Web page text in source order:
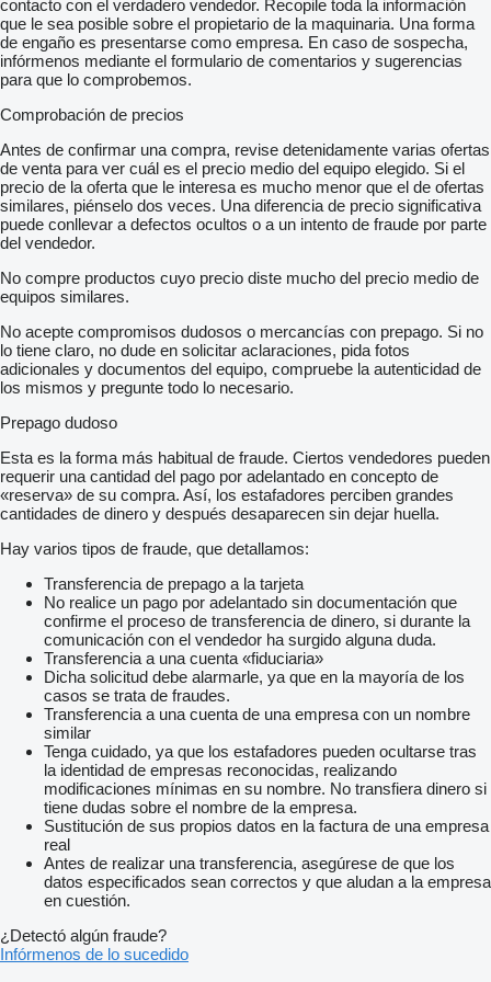
-Installation of TERMOPAN glass set.
-Installed aluminum profile with LED light strip above the
windows
-Laminate floor installation made of 14 mm tego for seat
assembly and floor covering with wear-resistant anti-slip
material in tone with the interior upholstery
-Installation of 4 mm thick metal rails for attaching chairs
-Raised bridge on both sides for all chairs with aluminum profile
with LEDs
-Made the resistance structure inside the habitat
-Interior upholstery with eco-leather and automotive fabric
-Installed lighting system independent of the car's installation in
the passenger compartment with 2 ceiling lamps with LED lights
compartment
-Installed glass safety exit hatch, also intended for interior
-Installed stainless steel climbing support bars
-USB for each passenger for charging devices
-Installed 2kw EBERSPACHER brand parking heater
-Installed WEBASTO air conditioning 14kw
speakers for each row of seats and lightweight luggage rack.
-Passenger compartment lighting with longitudinal LED profiles
on the air conditioning ducts
-Free distribution grilles for air conditioning in the upper part of
the ducts to make it possible to air-condition the minibus even
when passengers close the individual grilles
-The air conditioning and heating system hoses are insulated
and secured with plastic and metal clamps
-USB for each passenger for charging devices
-Radio/USB/AUX/Bluetooth
-step cut out when climbing
-light in the passenger passageway
-passenger access step light
-general contact which has the role of turning off or on all
additional systems
-seats with a folding system, to allow better comfort
multimedia with carplay and rear view camera
fully electric mirrors
Cruise control
GSR2 safety systems
CAROSARE 22+1+1 locuri, PACIFIC
Vehicle type: 517 CDI Sprinter 907
Drivetrain: RWD
Gross vehicle weight: 5000 kg/5500kg
Model: Mercedes-Benz Sprinter (907/910)
Engine power: (170 PS)
contacto con el verdadero vendedor. Recopile toda la información
que le sea posible sobre el propietario de la maquinaria. Una forma
de engaño es presentarse como empresa. En caso de sospecha,
infórmenos mediante el formulario de comentarios y sugerencias
para que lo comprobemos.
Comprobación de precios
Antes de confirmar una compra, revise detenidamente varias ofertas
de venta para ver cuál es el precio medio del equipo elegido. Si el
precio de la oferta que le interesa es mucho menor que el de ofertas
similares, piénselo dos veces. Una diferencia de precio significativa
puede conllevar a defectos ocultos o a un intento de fraude por parte
del vendedor.
No compre productos cuyo precio diste mucho del precio medio de
equipos similares.
No acepte compromisos dudosos o mercancías con prepago. Si no
lo tiene claro, no dude en solicitar aclaraciones, pida fotos
adicionales y documentos del equipo, compruebe la autenticidad de
los mismos y pregunte todo lo necesario.
Prepago dudoso
Esta es la forma más habitual de fraude. Ciertos vendedores pueden
requerir una cantidad del pago por adelantado en concepto de
«reserva» de su compra. Así, los estafadores perciben grandes
cantidades de dinero y después desaparecen sin dejar huella.
Hay varios tipos de fraude, que detallamos:
Transferencia de prepago a la tarjeta
No realice un pago por adelantado sin documentación que
confirme el proceso de transferencia de dinero, si durante la
comunicación con el vendedor ha surgido alguna duda.
Transferencia a una cuenta «fiduciaria»
Dicha solicitud debe alarmarle, ya que en la mayoría de los
casos se trata de fraudes.
Transferencia a una cuenta de una empresa con un nombre
similar
Tenga cuidado, ya que los estafadores pueden ocultarse tras
la identidad de empresas reconocidas, realizando
modificaciones mínimas en su nombre. No transfiera dinero si
tiene dudas sobre el nombre de la empresa.
Sustitución de sus propios datos en la factura de una empresa
real
Antes de realizar una transferencia, asegúrese de que los
datos especificados sean correctos y que aludan a la empresa
en cuestión.
¿Detectó algún fraude?
Infórmenos de lo sucedido